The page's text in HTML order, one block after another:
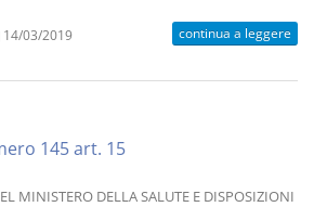
14/03/2019 continua a leggere
145 art. 15
MINISTERO DELLA SALUTE E DISPOSIZIONI